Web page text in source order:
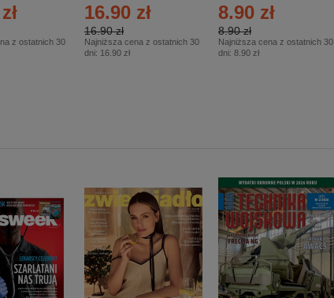
z ostatnich 30
16.90 zł
16.90 zł
Najniższa cena z ostatnich 30
dni: 16.90 zł
8.90 zł
8.90 zł
Najniższa cena z ostatnich 30
dni: 8.90 zł